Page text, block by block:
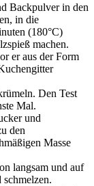
Backpulver in den
in die
(180°C)
machen.
er aus der Form
Den Test
Mal.
und
den
Masse
langsam und auf